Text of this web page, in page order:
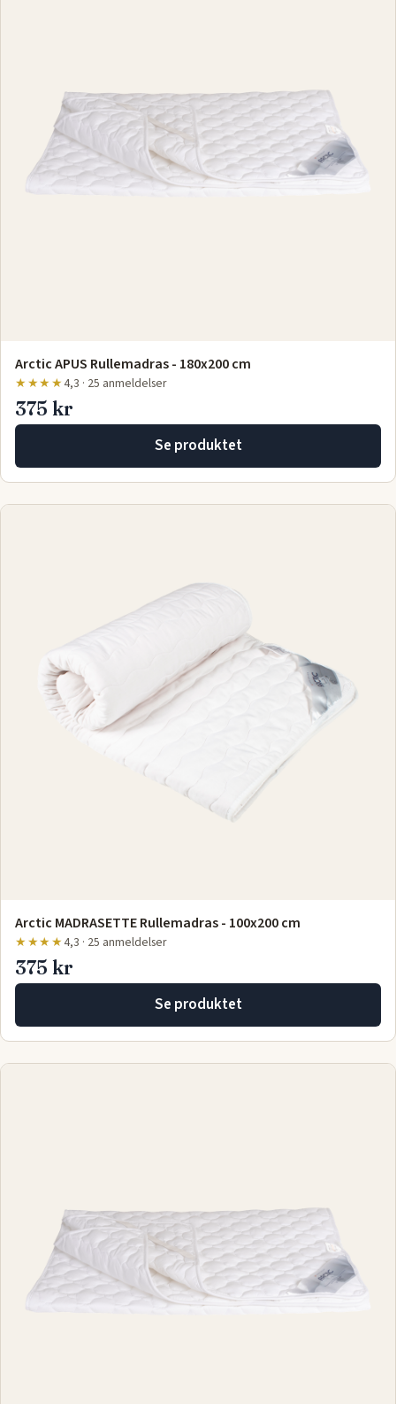
Arctic APUS Rullemadras - 180x200 cm
★★★★4,3 · 25 anmeldelser
375 kr
Se produktet
Arctic MADRASETTE Rullemadras - 100x200 cm
★★★★4,3 · 25 anmeldelser
375 kr
Se produktet